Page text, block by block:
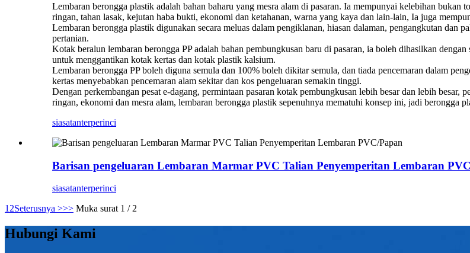
Lembaran berongga plastik adalah bahan baharu yang mesra alam di pasaran. Ia mempunyai kelebihan bukan
ringan, tahan lasak, kejutan haba bukti, ekonomi dan ketahanan, warna yang kaya dan lain-lain, Ia juga
Lembaran berongga plastik digunakan secara meluas dalam pengiklanan, hiasan dalaman, pengangkutan dan
pertanian.
Kotak beralun lembaran berongga PP adalah bahan pembungkusan baru di pasaran, ia boleh dihasilkan
untuk menggantikan kotak kertas dan kotak plastik kalsium.
Lembaran berongga PP boleh diguna semula dan 100% boleh dikitar semula, dan tiada pencemaran dalam
kertas menyebabkan pencemaran alam sekitar dan kos pengeluaran semakin tinggi.
Dengan perkembangan pesat e-dagang, permintaan pasaran kotak pembungkusan lebih besar dan lebih
ringan, ekonomi dan mesra alam, lembaran berongga plastik sepenuhnya mematuhi konsep ini, jadi berongga
siasatanterperinci
Barisan pengeluaran Lembaran Marmar PVC Talian Penyemperitan Lembaran
siasatanterperinci
1 2Seterusnya >>> Muka surat 1 / 2
Hubungi Kami